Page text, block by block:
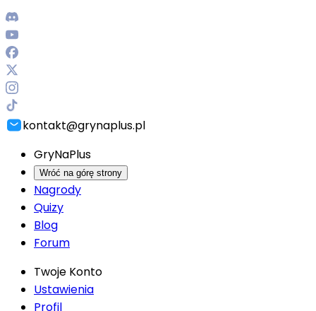
kontakt@grynaplus.pl
GryNaPlus
Wróć na górę strony
Nagrody
Quizy
Blog
Forum
Twoje Konto
Ustawienia
Profil